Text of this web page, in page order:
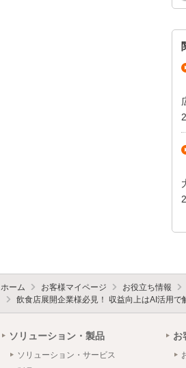
ホーム お客様マイページ お役立ち情報
飲食店展開企業様必見！ 収益向上はAI活用で
ソリューション・製品
ソリューション・サービス
お